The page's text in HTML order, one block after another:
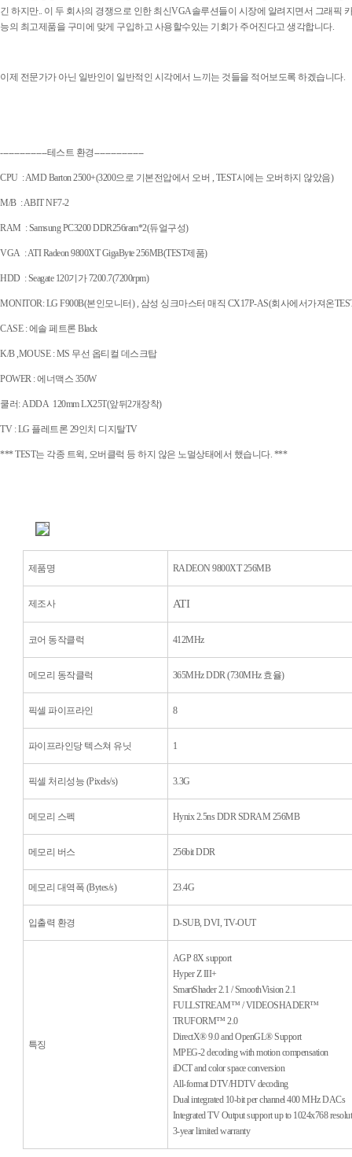
긴 하지만.. 이 두 회사의 경쟁으로 인한 최신VGA솔루션들이 시장에 알려지면서 그래픽
능의 최고제품을 구미에 맞게 구입하고 사용할수있는 기회가 주어진다고 생각합니다.
이제 전문가가 아닌 일반인이 일반적인 시각에서 느끼는 것들을 적어보도록 하겠습니다.
-----------------테스트 환경------------------
CPU : AMD Barton 2500+(3200으로 기본전압에서 오버 , TEST시에는 오버하지 않았음)
M/B : ABIT NF7-2
RAM : Samsung PC3200 DDR256ram*2(듀얼구성)
VGA : ATI Radeon 9800XT GigaByte 256MB(TEST제품)
HDD : Seagate 120기가 7200.7(7200rpm)
MONITOR: LG F900B(본인모니터) , 삼성 싱크마스터 매직 CX17P-AS(회사에서가져온
CASE : 에솔 페트론 Black
K/B ,MOUSE : MS 무선 옵티컬 데스크탑
POWER : 에너맥스 350W
쿨러: ADDA 120mm LX25T(앞뒤2개장착)
TV : LG 플레트론 29인치 디지탈TV
*** TEST는 각종 트윅, 오버클럭 등 하지 않은 노멀상태에서 했습니다. ***
제품명 RADEON 9800XT 256MB
제조사 ATI
코어 동작클럭 412MHz
메모리 동작클럭 365MHz DDR (730MHz 효율)
픽셀 파이프라인 8
파이프라인당 텍스쳐 유닛 1
픽셀 처리성능 (Pixels/s) 3.3G
메모리 스펙 Hynix 2.5ns DDR SDRAM 256MB
메모리 버스 256bit DDR
메모리 대역폭 (Bytes/s) 23.4G
입출력 환경 D-SUB, DVI, TV-OUT
특징
AGP 8X support
Hyper Z III+
SmartShader 2.1 / SmoothVision 2.1
FULLSTREAM™ / VIDEOSHADER™
TRUFORM™ 2.0
DirectX® 9.0 and OpenGL® Support
MPEG-2 decoding with motion compensation
iDCT and color space conversion
All-format DTV/HDTV decoding
Dual integrated 10-bit per channel 400 MHz DACs
Integrated TV Output support up to 1024x768
3-year limited warranty